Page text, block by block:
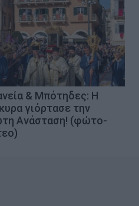
& Μπότηδες: Η
γιόρτασε την
Ανάσταση! (φώτο-